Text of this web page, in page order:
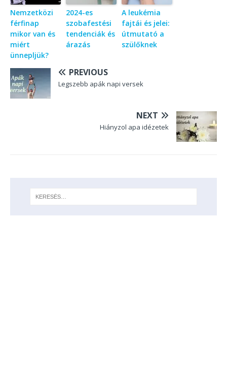
Nemzetközi
férfinap
mikor van és
miért
ünnepljük?
2024-es
szobafestési
tendenciák és
árazás
A leukémia
fajtái és jelei:
útmutató a
szülőknek
PREVIOUS
Legszebb apák napi versek
NEXT
Hiányzol apa idézetek